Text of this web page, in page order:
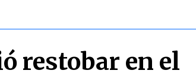
restobar en el